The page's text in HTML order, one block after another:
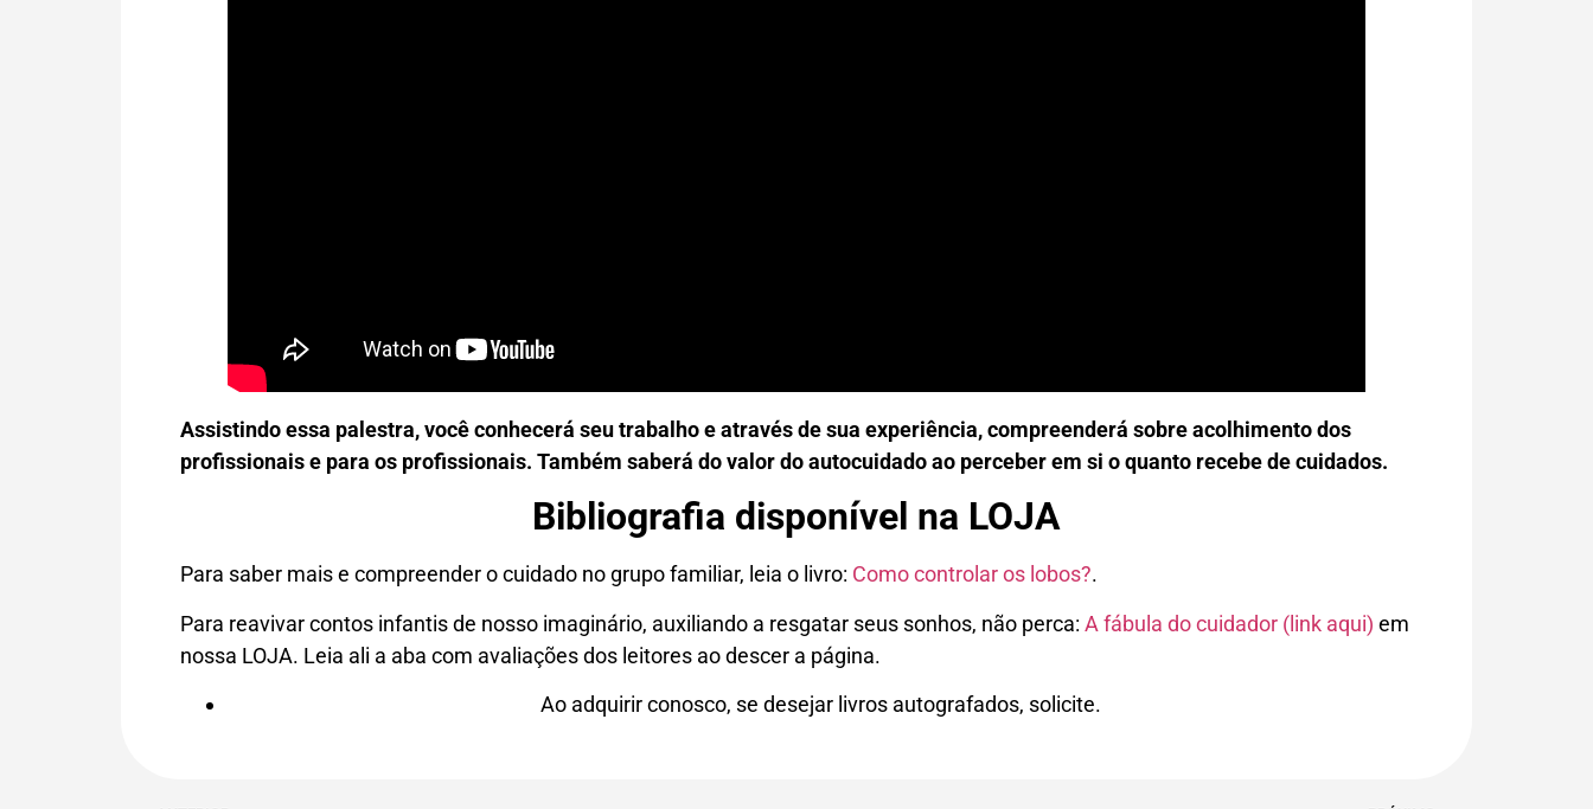
Assistindo essa palestra, você conhecerá seu trabalho e através de sua experiência, compreenderá sobre acolhimento dos
profissionais e para os profissionais. Também saberá do valor do autocuidado ao perceber em si o quanto recebe de cuidados.
Bibliografia disponível na LOJA
Para saber mais e compreender o cuidado no grupo familiar, leia o livro: Como controlar os lobos?.
Para reavivar contos infantis de nosso imaginário, auxiliando a resgatar seus sonhos, não perca: A fábula do cuidador (link aqui) em
nossa LOJA. Leia ali a aba com avaliações dos leitores ao descer a página.
Ao adquirir conosco, se desejar livros autografados, solicite.